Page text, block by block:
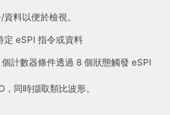
料以便於檢視。
定 eSPI 指令或資料
計數器條件透過 8 個狀態觸發 eSPI
同時擷取類比波形。